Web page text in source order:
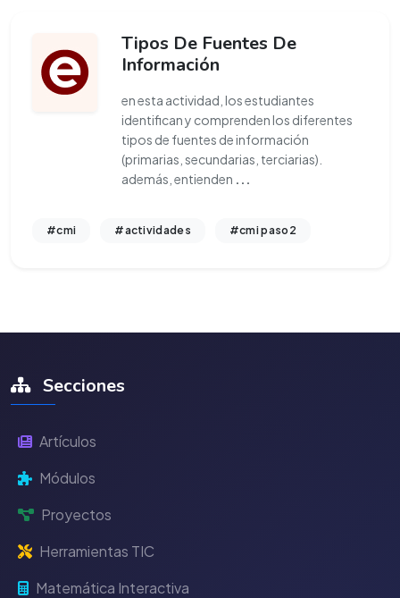
Tipos De Fuentes De
Información
en esta actividad, los estudiantes
identifican y comprenden los diferentes
tipos de fuentes de información
(primarias, secundarias, terciarias).
además, entienden ...
#cmi #actividades #cmi paso2
Secciones
Artículos
Módulos
Proyectos
Herramientas TIC
Matemática Interactiva